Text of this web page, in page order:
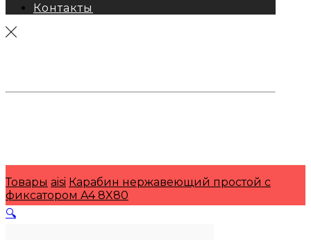
Контакты
Товары aisi Карабин нержавеющий простой с
фиксатором A4 8X80
🔍